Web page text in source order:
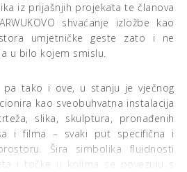
iz prijašnjih projekata te članova
shvaćanje izložbe kao
umjetničke geste zato i ne
u bilo kojem smislu.
pa tako i ove, u stanju je vječnog
kao sveobuhvatna instalacija
slika, skulptura, pronađenih
i filma – svaki put specifična i
Šira simbolika fluidnosti
i točke u kojima se povezuju s